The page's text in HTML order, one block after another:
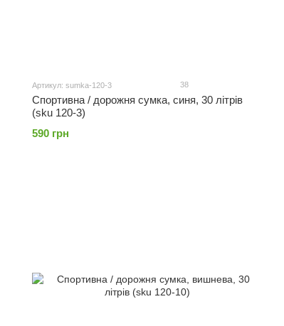
Артикул: sumka-120-3 38
Спортивна / дорожня сумка, синя, 30 літрів
(sku 120-3)
590 грн